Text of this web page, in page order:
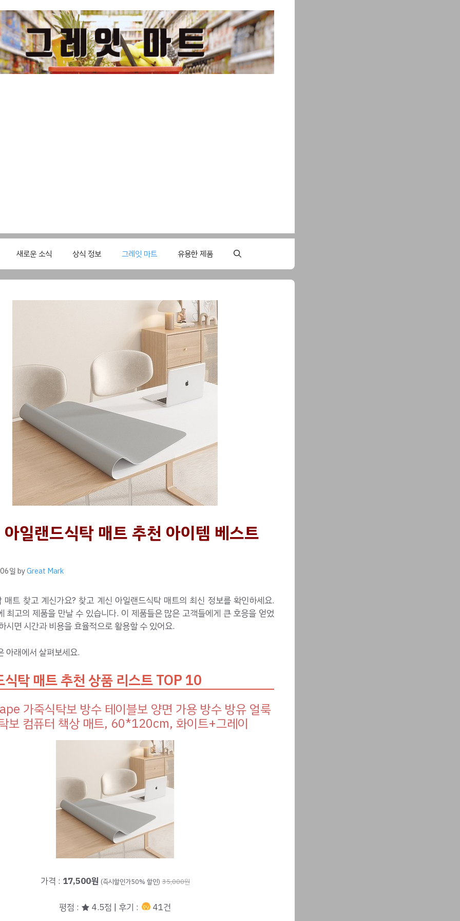
새로운 소식 상식 정보 그레잇 마트 유용한 제품
일랜드식탁 매트 추천 아이템 베스트
일 byGreat Mark
매트 찾고 계신가요? 찾고 계신 아일랜드식탁 매트의 최신 정보를 확인하세요.
최고의 제품을 만날 수 있습니다. 이 제품들은 많은 고객들에게 큰 호응을 얻었
시면 시간과 비용을 효율적으로 활용할 수 있어요.
아래에서 살펴보세요.
식탁 매트 추천 상품 리스트 TOP 10
가죽식탁보 방수 테이블보 양면 가용 방수 방유 얼룩
보 컴퓨터 책상 매트, 60*120cm, 화이트+그레이
가격 : 17,500원 (즉시할인가50% 할인) 35,000원
평점 : ★ 4.5점 | 후기 : 41건